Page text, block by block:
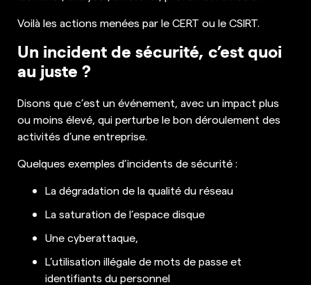
Voilà les actions menées par le CERT ou le CSIRT.
Un incident de sécurité, c’est quoi
au juste ?
Disons que c’est un événement, avec un impact plus
ou moins élevé, qui perturbe le bon déroulement des
activités d’une entreprise.
Quelques exemples d’incidents de sécurité :
La dégradation de la qualité du réseau
La saturation de l’espace disque
Une cyberattaque,
L’utilisation illégale de mots de passe et
identifiants du personnel